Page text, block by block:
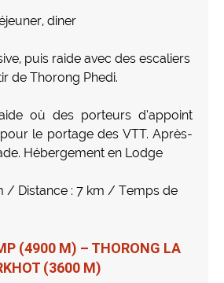
diner
puis raide avec des escaliers
de Thorong Phedi.
où des porteurs d’appoint
le portage des VTT. Après-
Hébergement en Lodge
/ Distance : 7 km / Temps de
(4900 M) – THORONG LA
(3600 M)